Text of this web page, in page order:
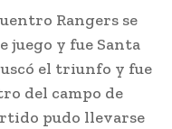
Rangers se
juego y fue Santa
el triunfo y fue
del campo de
pudo llevarse